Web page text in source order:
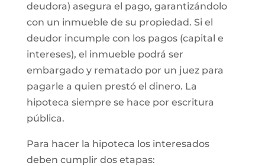
deudora) asegura el pago, garantizándolo
con un inmueble de su propiedad. Si el
deudor incumple con los pagos (capital e
intereses), el inmueble podrá ser
embargado y rematado por un juez para
pagarle a quien prestó el dinero. La
hipoteca siempre se hace por escritura
pública.
Para hacer la hipoteca los interesados
deben cumplir dos etapas: